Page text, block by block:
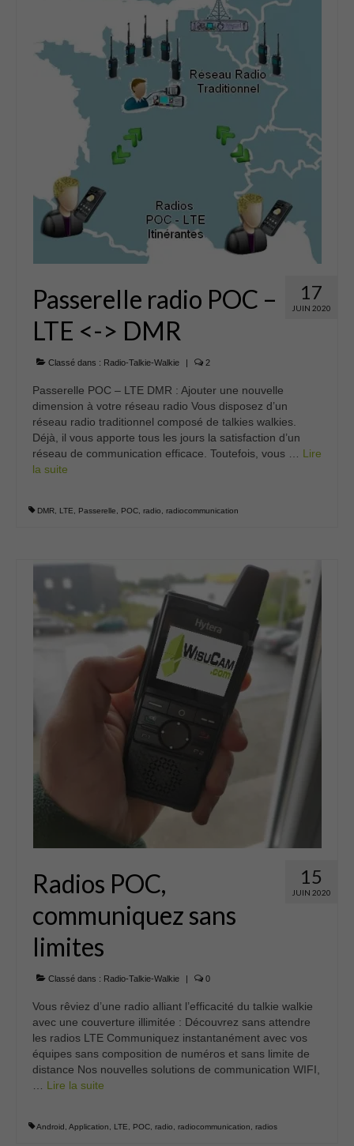
Panneaux
Accessoires
Occasions
Qui sommes nous ?
07 59 56 68 79
Contact
0 Article
17
JUIN 2020
Passerelle radio POC –
LTE <-> DMR
Classé dans : Radio-Talkie-Walkie | 2
Passerelle POC – LTE DMR : Ajouter une nouvelle
dimension à votre réseau radio Vous disposez d’un
réseau radio traditionnel composé de talkies walkies.
Déjà, il vous apporte tous les jours la satisfaction d’un
réseau de communication efficace. Toutefois, vous … Lire
la suite­­
DMR LTE Passerelle POC radio radiocommunication
15
JUIN 2020
Radios POC,
communiquez sans
limites
Classé dans : Radio-Talkie-Walkie | 0
Vous rêviez d’une radio alliant l’efficacité du talkie walkie
avec une couverture illimitée : Découvrez sans attendre
les radios LTE Communiquez instantanément avec vos
équipes sans composition de numéros et sans limite de
distance Nos nouvelles solutions de communication WIFI,
Lire la suite­­
Android Application LTE POC radio radiocommunication radios